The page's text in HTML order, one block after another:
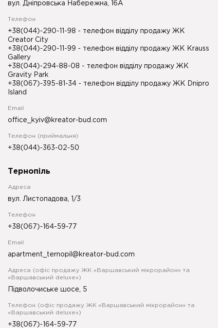
вул. Дніпровська Набережна, 16А
Телефон
+38(044)-290-11-98 - телефон відділу продажу ЖК
Creator City
+38(044)-290-11-99 - телефон відділу продажу ЖК Krauss
Gallery
+38(044)-294-88-08 - телефон відділу продажу ЖК
Gravity Park
+38(067)-395-81-34 - телефон відділу продажу ЖК Dnipro
Island
Email
office_kyiv@kreator-bud.com
Телефон (приймальня)
+38(044)-363-02-50
Тернопіль
Адреса
вул. Листопадова, 1/3
Телефон
+38(067)-164-59-77
Email
apartment_ternopil@kreator-bud.com
Адреса (офіс продажу ЖК «Варшавський мікрорайон» та
«Варшавський deluxe»)
Підволочиське шосе, 5
Телефон (офіс продажу ЖК «Варшавський мікрорайон» та
«Варшавський deluxe»)
+38(067)-164-59-77